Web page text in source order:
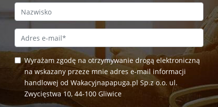
Last Name
Email Address *
Wyrażam zgodę na otrzymywanie drogą elektroniczną
na wskazany przeze mnie adres e-mail informacji
handlowej od Wakacyjnapapuga.pl Sp.z o.o. ul.
Zwycięstwa 10, 44-100 Gliwice